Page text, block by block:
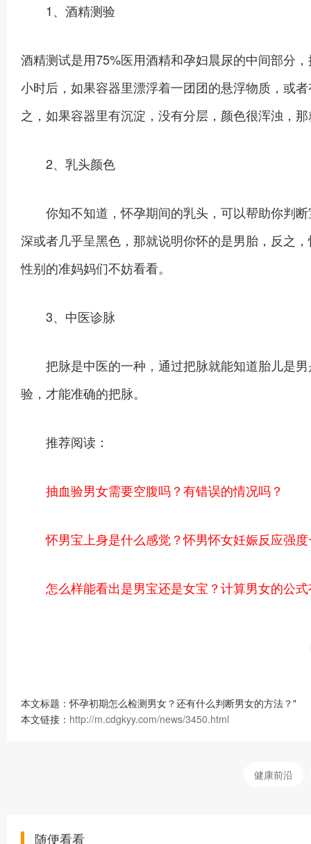
1、酒精测验
酒精测试是用75%医用酒精和孕妇晨尿的中间部分
小时后，如果容器里漂浮着一团团的悬浮物质，或
之，如果容器里有沉淀，没有分层，颜色很浑浊，
2、乳头颜色
你知不知道，怀孕期间的乳头，可以帮助你判断
深或者几乎呈黑色，那就说明你怀的是男胎，反之
性别的准妈妈们不妨看看。
3、中医诊脉
把脉是中医的一种，通过把脉就能知道胎儿是男
验，才能准确的把脉。
推荐阅读：
抽血验男女需要空腹吗？有错误的情况吗？
怀男宝上身是什么感觉？怀男怀女妊娠反应强
怎么样能看出是男宝还是女宝？计算男女的公
本文标题：怀孕初期怎么检测男女？还有什么判断男女的方法？"
本文链接： http://m.cdgkyy.com/news/3450.html
健康前沿
随便看看